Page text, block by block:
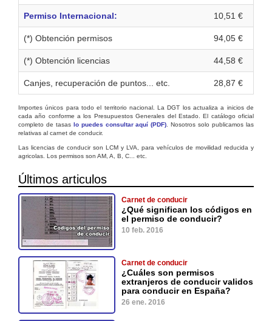
Permiso Internacional: 10,51 €
(*) Obtención permisos 94,05 €
(*) Obtención licencias 44,58 €
Canjes, recuperación de puntos... etc. 28,87 €
Importes únicos para todo el territorio nacional. La DGT los actualiza a inicios de
cada año conforme a los Presupuestos Generales del Estado. El catálogo oficial
completo de tasas lo puedes consultar aquí (PDF) . Nosotros solo publicamos las
relativas al carnet de conducir.
Las licencias de conducir son LCM y LVA, para vehículos de movilidad reducida y
agricolas. Los permisos son AM, A, B, C... etc.
Últimos articulos
Carnet de conducir
¿Qué significan los códigos en
el permiso de conducir?
10 feb. 2016
Carnet de conducir
¿Cuáles son permisos
extranjeros de conducir validos
para conducir en España?
26 ene. 2016